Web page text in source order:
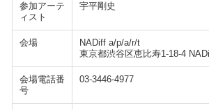
参加アーテ
ィスト
宇平剛史
会場
NADiff a/p/a/r/t
東京都渋谷区恵比寿1-18-4
会場電話番
号
03-3446-4977